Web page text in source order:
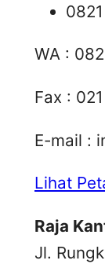
WA :
Fax :
E-mail :
Lihat
Raja
Jl.